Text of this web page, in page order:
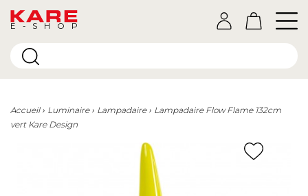
E-SHOP
Accueil Luminaire Lampadaire
Lampadaire Flow Flame 132cm
vert Kare Design